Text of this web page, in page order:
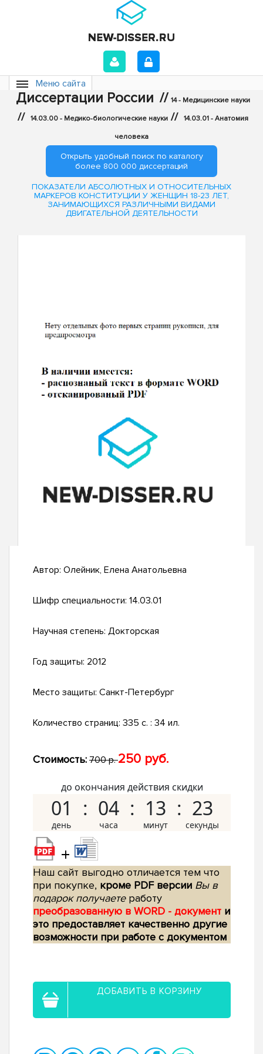
Меню сайта
Диссертации России // 14 - Медицинские науки
// 14.03.00 - Медико-биологические науки // 14.03.01 - Анатомия
человека
Открыть удобный поиск по каталогу
более 800 000 диссертаций
ПОКАЗАТЕЛИ АБСОЛЮТНЫХ И ОТНОСИТЕЛЬНЫХ
МАРКЕРОВ КОНСТИТУЦИИ У ЖЕНЩИН 18-23 ЛЕТ,
ЗАНИМАЮЩИХСЯ РАЗЛИЧНЫМИ ВИДАМИ
ДВИГАТЕЛЬНОЙ ДЕЯТЕЛЬНОСТИ
Автор: Олейник, Елена Анатольевна
Шифр специальности: 14.03.01
Научная степень: Докторская
Год защиты: 2012
Место защиты: Санкт-Петербург
Количество страниц: 335 с. : 34 ил.
Стоимость: 700 р.250 руб.
до окончания действия скидки
01 04 13 22
+
Наш сайт выгодно отличается тем что
при покупке, кроме PDF версии Вы в
подарок получаетеработу
преобразованную в WORD - документ и
это предоставляет качественно другие
возможности при работе с документом
ДОБАВИТЬ В КОРЗИНУ